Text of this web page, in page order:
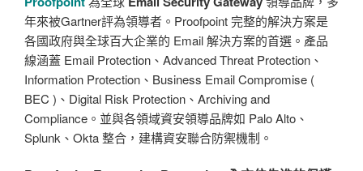
年來被Gartner評為領導者。Proofpoint 完整的解決方案是
各國政府與全球百大企業的 Email 解決方案的首選。產品
線涵蓋 Email Protection、Advanced Threat Protection、
Information Protection、Business Email Compromise (
BEC )、Digital Risk Protection、Archiving and
Compliance。並與各領域資安領導品牌如 Palo Alto、
Splunk、Okta 整合，建構資安聯合防禦機制。